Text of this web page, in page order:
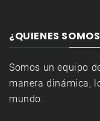
¿QUIENES
Somos un equipo
manera dinámica,
mundo.